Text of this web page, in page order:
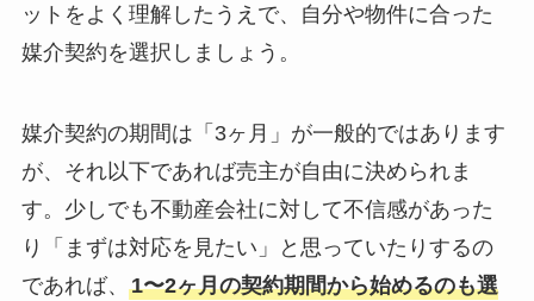
ットをよく理解したうえで、自分や物件に合った
媒介契約を選択しましょう。
媒介契約の期間は「3ヶ月」が一般的ではあります
が、それ以下であれば売主が自由に決められま
す。少しでも不動産会社に対して不信感があった
り「まずは対応を見たい」と思っていたりするの
であれば、 1〜2ヶ月の契約期間から始めるのも選